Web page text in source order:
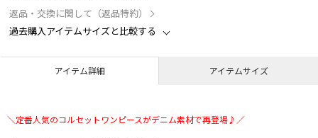
返品・交換に関して（返品特約）
過去購入アイテムサイズと比較する
アイテム詳細 アイテムサイズ
＼定番人気のコルセットワンピースがデニム素材で再登場♪／